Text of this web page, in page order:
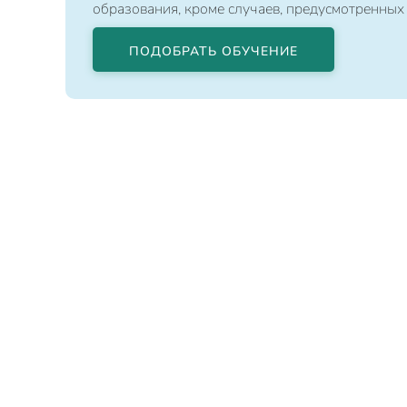
образования, кроме случаев,
ПОДОБРАТЬ ОБУЧЕНИЕ